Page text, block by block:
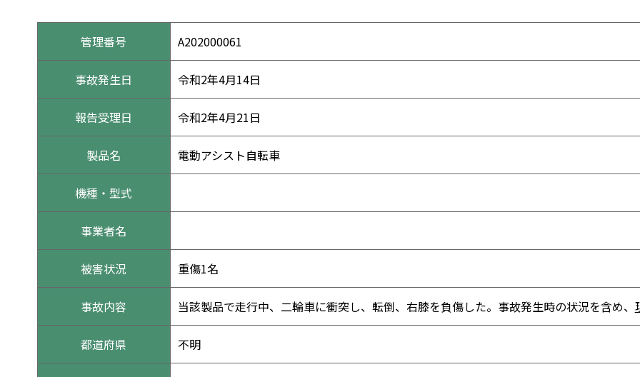
管理番号 A202000061
事故発生日 令和2年4月14日
報告受理日 令和2年4月21日
製品名 電動アシスト自転車
機種・型式
事業者名
被害状況 重傷1名
事故内容 当該製品で走行中、二輪車に衝突し、転倒、右膝を負傷した。事故発生時の状況を含め、
都道府県 不明